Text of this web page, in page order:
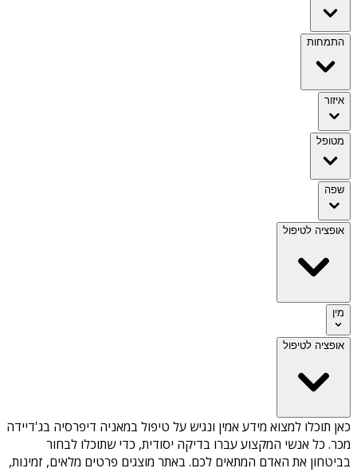
התמחות
איזור
מטופל
שפה
אופציה לטיפול
מין
אופציה לטיפול
כאן תוכלו למצוא מידע אמין ונגיש על טיפול במאניה דיפרסיה בג'דיידה
מכר. כל אנשי המקצוע עברו בדיקה יסודית, כדי שתוכלו לבחור
בביטחון את האדם המתאים לכם. באתר מוצגים פרטים מלאים, זמינות,